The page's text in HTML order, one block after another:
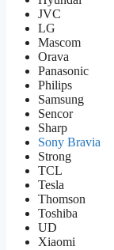
JVC
LG
Mascom
Orava
Panasonic
Philips
Samsung
Sencor
Sharp
Sony Bravia
Strong
TCL
Tesla
Thomson
Toshiba
UD
Xiaomi